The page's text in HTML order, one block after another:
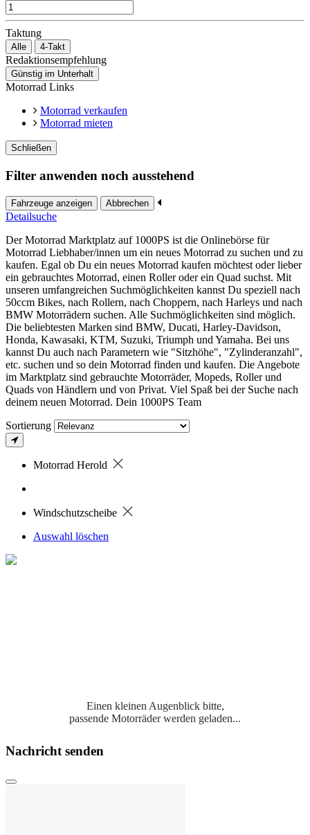
Taktung
Alle 4-Takt
Redaktionsempfehlung
Günstig im Unterhalt
Motorrad Links
Motorrad verkaufen
Motorrad mieten
Schließen
Filter anwenden noch ausstehend
Fahrzeuge anzeigen Abbrechen
Detailsuche
Der Motorrad Marktplatz auf 1000PS ist die Onlinebörse für
Motorrad Liebhaber/innen um ein neues Motorrad zu suchen und zu
kaufen. Egal ob Du ein neues Motorrad kaufen möchtest oder lieber
ein gebrauchtes Motorrad, einen Roller oder ein Quad suchst. Mit
unseren umfangreichen Suchmöglichkeiten kannst Du speziell nach
50ccm Bikes, nach Rollern, nach Choppern, nach Harleys und nach
BMW Motorrädern suchen. Alle Suchmöglichkeiten sind möglich.
Die beliebtesten Marken sind BMW, Ducati, Harley-Davidson,
Honda, Kawasaki, KTM, Suzuki, Triumph und Yamaha. Bei uns
kannst Du auch nach Parametern wie "Sitzhöhe", "Zylinderanzahl",
etc. suchen und so dein Motorrad finden und kaufen. Die Angebote
im Marktplatz sind gebrauchte Motorräder, Mopeds, Roller und
Quads von Händlern und von Privat. Viel Spaß bei der Suche nach
deinem neuen Motorrad. Dein 1000PS Team
Sortierung
Motorrad Herold
Windschutzscheibe
Auswahl löschen
Einen kleinen Augenblick bitte,
passende Motorräder werden geladen...
Nachricht senden